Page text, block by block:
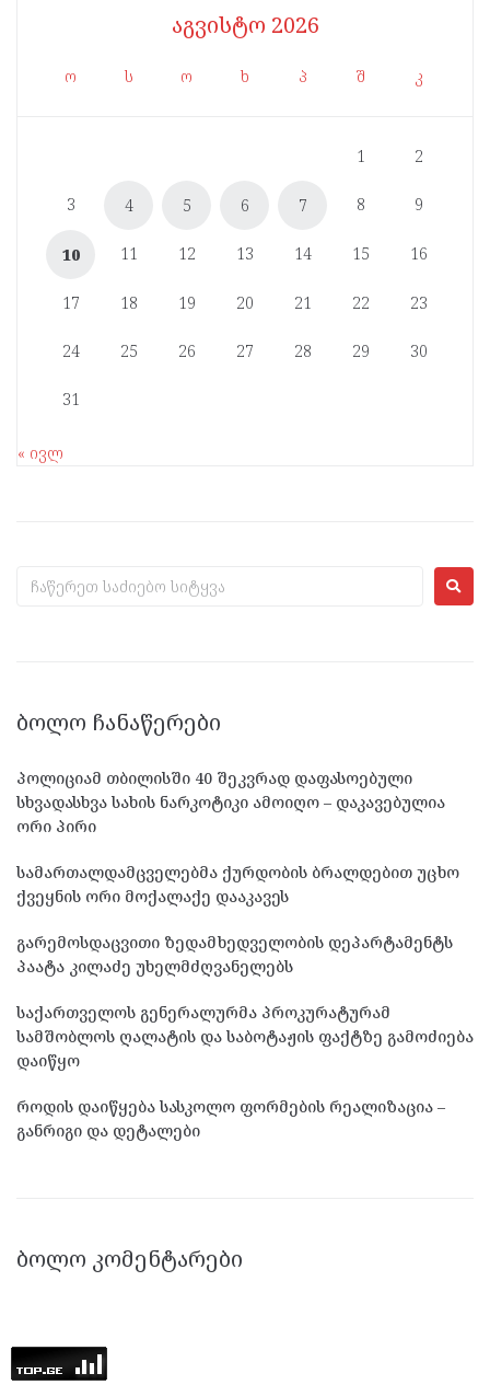
აგვისტო 2026
ო ს ო ხ პ შ კ
1 2
3 4 5 6 7 8 9
10 11 12 13 14 15 16
17 18 19 20 21 22 23
24 25 26 27 28 29 30
31
« ივლ
ᲑᲝᲚᲝ ᲩᲐᲜᲐᲬᲔᲠᲔᲑᲘ
პოლიციამ თბილისში 40 შეკვრად დაფასოებული
სხვადასხვა სახის ნარკოტიკი ამოიღო – დაკავებულია
ორი პირი
სამართალდამცველებმა ქურდობის ბრალდებით უცხო
ქვეყნის ორი მოქალაქე დააკავეს
გარემოსდაცვითი ზედამხედველობის დეპარტამენტს
პაატა კილაძე უხელმძღვანელებს
საქართველოს გენერალურმა პროკურატურამ
სამშობლოს ღალატის და საბოტაჟის ფაქტზე გამოძიება
დაიწყო
როდის დაიწყება სასკოლო ფორმების რეალიზაცია –
განრიგი და დეტალები
ᲑᲝᲚᲝ ᲙᲝᲛᲔᲜᲢᲐᲠᲔᲑᲘ